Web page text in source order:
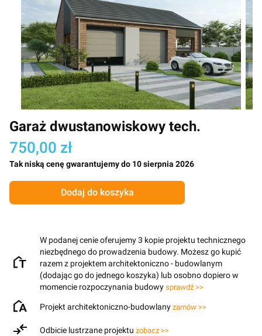
Garaż dwustanowiskowy tech.
750,00 zł
Tak niską cenę gwarantujemy do 10 sierpnia 2026
Dodaj do koszyka
W podanej cenie oferujemy 3 kopie projektu technicznego
niezbędnego do prowadzenia budowy. Możesz go kupić
razem z projektem architektoniczno - budowlanym
(dodając go do jednego koszyka) lub osobno dopiero w
momencie rozpoczynania budowy sprawdź >>
Projekt architektoniczno-budowlany zamów >>
Odbicie lustrzane projektu zobacz >>